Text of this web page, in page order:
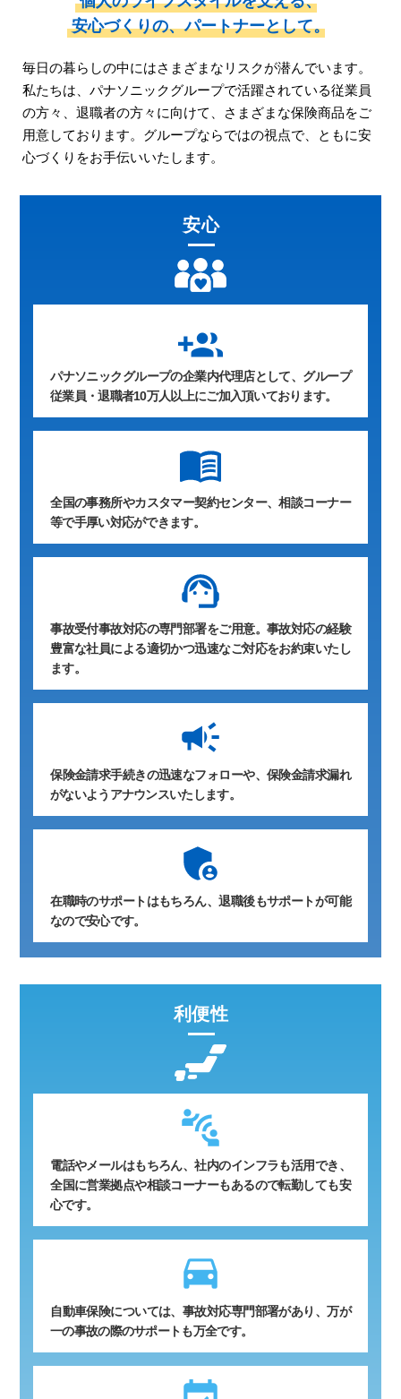
安心づくりの、パートナーとして。
毎日の暮らしの中にはさまざまなリスクが潜んでいます。
私たちは、パナソニックグループで活躍されている従業員
の方々、 退職者の方々に向けて、さまざまな保険商品をご
用意しております。 グループならではの視点で、ともに安
心づくりをお手伝いいたします。
安心
group_add
パナソニックグループの企業内代理店として、グループ
従業員・退職者10万人以上にご加入頂いております。
全国の事務所やカスタマー契約センター、相談コーナー
等で手厚い対応ができます。
事故受付事故対応の専門部署をご用意。事故対応の経験
豊富な社員による適切かつ迅速なご対応をお約束いたし
ます。
保険金請求手続きの迅速なフォローや、保険金請求漏れ
がないようアナウンスいたします。
在職時のサポートはもちろん、退職後もサポートが可能
なので安心です。
利便性
電話やメールはもちろん、社内のインフラも活用でき、
全国に営業拠点や相談コーナーもあるので転勤しても安
心です。
time_to_leave
自動車保険については、事故対応専門部署があり、万が
一の事故の際のサポートも万全です。